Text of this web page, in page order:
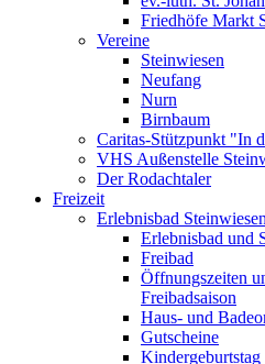
Friedhöfe Markt
Vereine
Steinwiesen
Neufang
Nurn
Birnbaum
Caritas-Stützpunkt "In
VHS Außenstelle
Der Rodachtaler
Freizeit
Erlebnisbad Steinwiesen
Erlebnisbad und
Freibad
Öffnungszeiten
Freibadsaison
Haus- und
Gutscheine
Kindergeburtstag